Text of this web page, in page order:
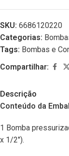
SKU: 6686120220
Categorias:
Tags: Bombas e
Compartilhar:
Descrição
Conteúdo da
1 Bomba
x 1/2″).